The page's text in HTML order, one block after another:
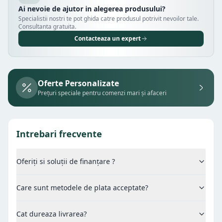
Ai nevoie de ajutor in alegerea produsului?
Specialistii nostri te pot ghida catre produsul potrivit nevoilor tale.
Consultanta gratuita.
Contacteaza un expert
Oferte Personalizate
Prețuri speciale pentru comenzi mari și afaceri
Intrebari frecvente
Oferiți si soluții de finanțare ?
Care sunt metodele de plata acceptate?
Cat dureaza livrarea?